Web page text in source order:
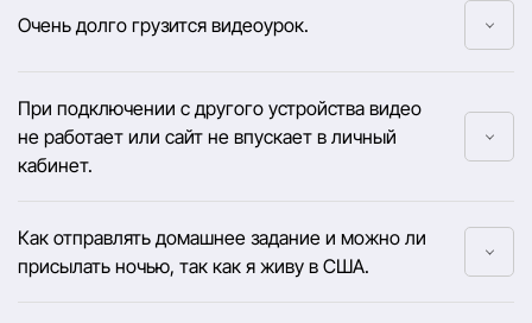
Очень долго грузится видеоурок.
При подключении с другого устройства видео
не работает или сайт не впускает в личный
кабинет.
Как отправлять домашнее задание и можно ли
присылать ночью, так как я живу в США.